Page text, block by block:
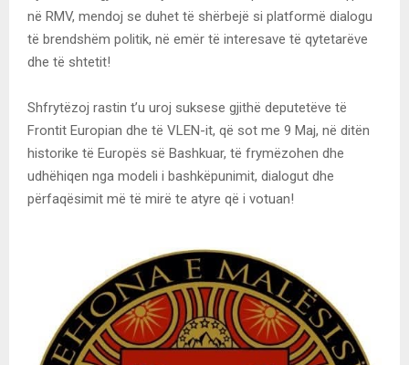
në RMV, mendoj se duhet të shërbejë si platformë dialogu
të brendshëm politik, në emër të interesave të qytetarëve
dhe të shtetit!
Shfrytëzoj rastin t’u uroj suksese gjithë deputetëve të
Frontit Europian dhe të VLEN-it, që sot me 9 Maj, në ditën
historike të Europës së Bashkuar, të frymëzohen dhe
udhëhiqen nga modeli i bashkëpunimit, dialogut dhe
përfaqësimit më të mirë te atyre që i votuan!